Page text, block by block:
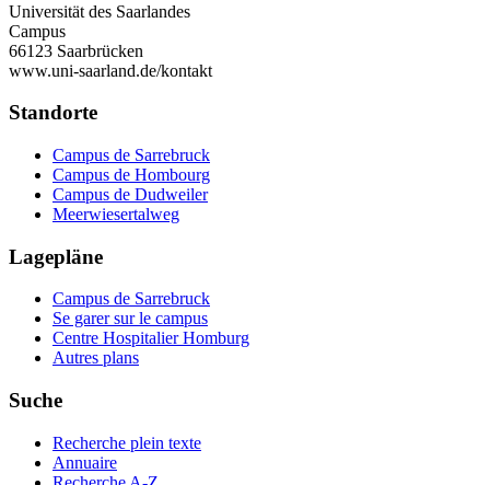
Universität des Saarlandes
Campus
66123 Saarbrücken
www.uni-saarland.de/kontakt
Standorte
Campus de Sarrebruck
Campus de Hombourg
Campus de Dudweiler
Meerwiesertalweg
Lagepläne
Campus de Sarrebruck
Se garer sur le campus
Centre Hospitalier Homburg
Autres plans
Suche
Recherche plein texte
Annuaire